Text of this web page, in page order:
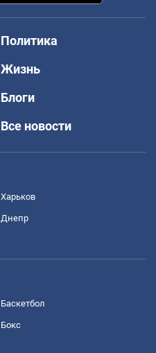
Политика
Жизнь
Блоги
Все новости
Харьков
Днепр
Баскетбол
Бокс